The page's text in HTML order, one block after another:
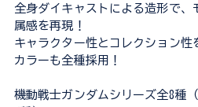
全身ダイキャストによる造形で、
属感を再現！
キャラクター性とコレクション性
カラーも全種採用！
機動戦士ガンダムシリーズ全8種